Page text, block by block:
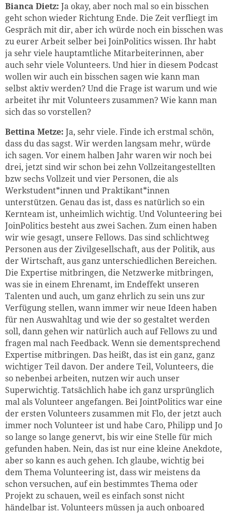
Bianca Dietz: Ja okay, aber noch mal so ein bisschen
geht schon wieder Richtung Ende. Die Zeit verfliegt im
Gespräch mit dir, aber ich würde noch ein bisschen was
zu eurer Arbeit selber bei JoinPolitics wissen. Ihr habt
ja sehr viele hauptamtliche Mitarbeiterinnen, aber
auch sehr viele Volunteers. Und hier in diesem Podcast
wollen wir auch ein bisschen sagen wie kann man
selbst aktiv werden? Und die Frage ist warum und wie
arbeitet ihr mit Volunteers zusammen? Wie kann man
sich das so vorstellen?
Bettina Metze: Ja, sehr viele. Finde ich erstmal schön,
dass du das sagst. Wir werden langsam mehr, würde
ich sagen. Vor einem halben Jahr waren wir noch bei
drei, jetzt sind wir schon bei zehn Vollzeitangestellten
bzw sechs Vollzeit und vier Personen, die als
Werkstudent*innen und Praktikant*innen
unterstützen. Genau das ist, dass es natürlich so ein
Kernteam ist, unheimlich wichtig. Und Volunteering bei
JoinPolitics besteht aus zwei Sachen. Zum einen haben
wir wie gesagt, unsere Fellows. Das sind schlichtweg
Personen aus der Zivilgesellschaft, aus der Politik, aus
der Wirtschaft, aus ganz unterschiedlichen Bereichen.
Die Expertise mitbringen, die Netzwerke mitbringen,
was sie in einem Ehrenamt, im Endeffekt unseren
Talenten und auch, um ganz ehrlich zu sein uns zur
Verfügung stellen, wann immer wir neue Ideen haben
für nen Auswahltag und wie der so gestaltet werden
soll, dann gehen wir natürlich auch auf Fellows zu und
fragen mal nach Feedback. Wenn sie dementsprechend
Expertise mitbringen. Das heißt, das ist ein ganz, ganz
wichtiger Teil davon. Der andere Teil, Volunteers, die
so nebenbei arbeiten, nutzen wir auch unser
Superwichtig. Tatsächlich habe ich ganz ursprünglich
mal als Volunteer angefangen. Bei JointPolitics war eine
der ersten Volunteers zusammen mit Flo, der jetzt auch
immer noch Volunteer ist und habe Caro, Philipp und Jo
so lange so lange genervt, bis wir eine Stelle für mich
gefunden haben. Nein, das ist nur eine kleine Anekdote,
aber so kann es auch gehen. Ich glaube, wichtig bei
dem Thema Volunteering ist, dass wir meistens da
schon versuchen, auf ein bestimmtes Thema oder
Projekt zu schauen, weil es einfach sonst nicht
händelbar ist. Volunteers müssen ja auch onboared